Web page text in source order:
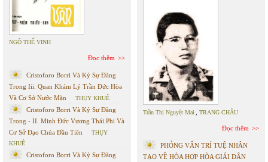
NGÔ THẾ VINH
Đọc thêm
Cristoforo Borri Và Ký Sự Đàng
Trong Iii. Quan Khám Lý Trần Đức Hòa
Và Cơ Sở Nước Mặn
THỤY KHUÊ
Cristoforo Borri Và Ký Sự Đàng
Trong - II. Minh Đức Vương Thái Phi Và
Cơ Sở Đạo Chúa Đầu Tiên
THỤY
KHUÊ
Cristoforo Borri Và Ký Sự Đàng
Trần Thị Nguyệt Mai TRANG CHÂU
Đọc thêm
PHỎNG VẤN TRÍ TUỆ NHÂN
TẠO VỀ HÒA HỢP HÒA GIẢI DÂN